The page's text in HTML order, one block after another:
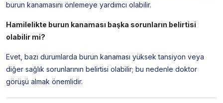
burun kanamasını önlemeye yardımcı olabilir.
Hamilelikte burun kanaması başka sorunların belirtisi
olabilir mi?
Evet, bazı durumlarda burun kanaması yüksek tansiyon veya
diğer sağlık sorunlarının belirtisi olabilir; bu nedenle doktor
görüşü almak önemlidir.